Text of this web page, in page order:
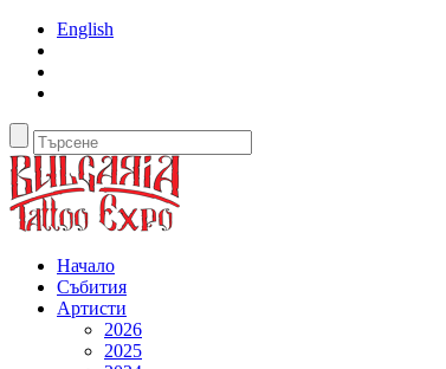
English
Начало
Събития
Артисти
2026
2025